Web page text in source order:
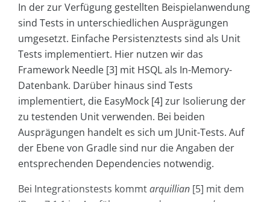
In der zur Verfügung gestellten Beispielanwendung
sind Tests in unterschiedlichen Ausprägungen
umgesetzt. Einfache Persistenztests sind als Unit
Tests implementiert. Hier nutzen wir das
Framework Needle [3] mit HSQL als In-Memory-
Datenbank. Darüber hinaus sind Tests
implementiert, die EasyMock [4] zur Isolierung der
zu testenden Unit verwenden. Bei beiden
Ausprägungen handelt es sich um JUnit-Tests. Auf
der Ebene von Gradle sind nur die Angaben der
entsprechenden Dependencies notwendig.
Bei Integrationstests kommtarquillian [5] mit dem